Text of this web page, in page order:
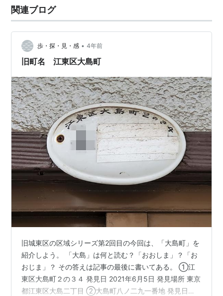
関連ブログ
歩・探・見・感 • 4年前
旧町名 江東区大島町
旧城東区の区域シリーズ第2回目の今回は、「大島町」を
紹介しよう。 「大島」は何と読む？「おおしま」？「お
おじま」？ その答えは記事の最後に書いてある。 ①江
東区大島町２の３４ 発見日 2021年6月5日 発見場所 東京
都江東区大島二丁目 ②大島町八ノ二九一番地 発見日